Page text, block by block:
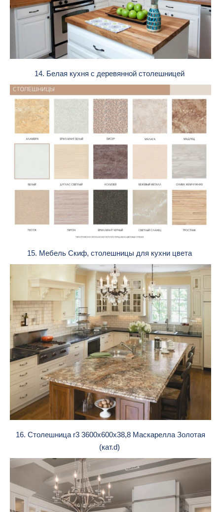
14. Белая кухня с деревянной столешницей
15. Мебель Скиф, столешницы для кухни цвета
16. Столешница r3 3600х600х38,8 Маскарелла Золотая
(кат.d)